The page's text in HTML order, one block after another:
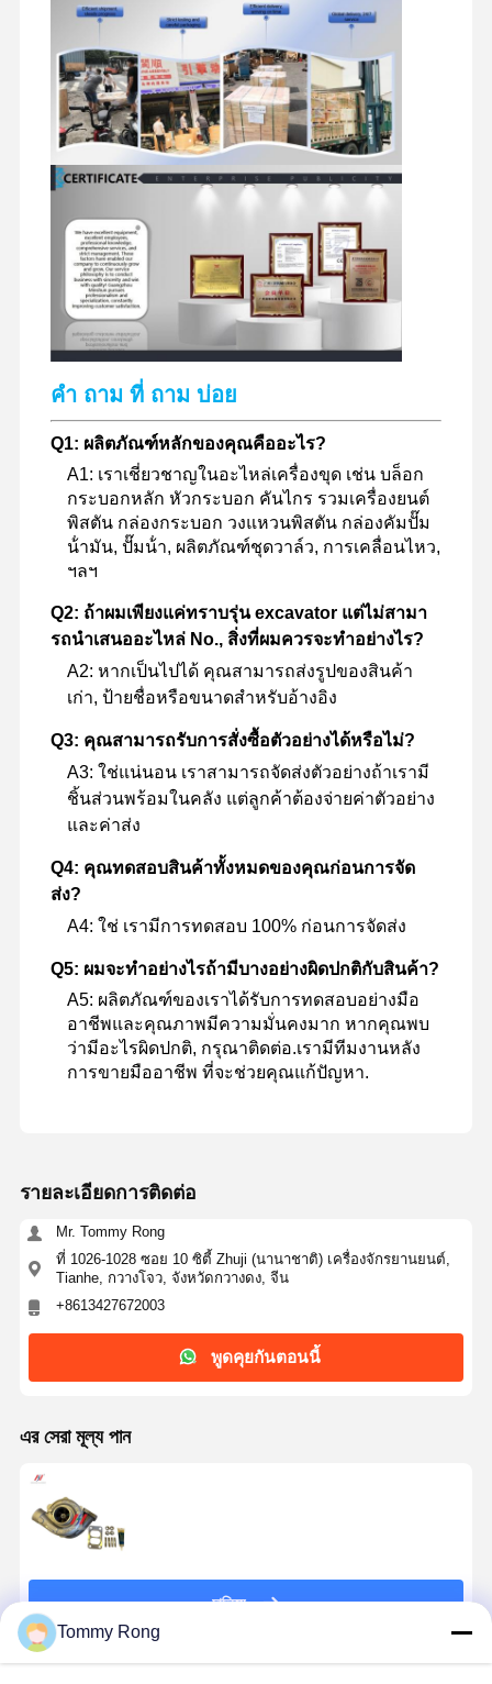
เครื่องยนต์เพอร์กินส์
เครื่องยนต์ยานมาร์
เครื่องยนต์คูโบต้า
เครื่องยนต์ Isuzu
เครื่องยนต์คัมมินส์
เครื่องยนต์ดีเซล
เครื่องยนต์มิตซูบิชิ
เครื่องยนต์ขุด
ชุดสร้างเครื่องยนต์ใหม่
ปั๊มฉีด
การประกอบเครื่องชาร์จ
อุปกรณ์อื่น ๆ ของเครื่องยนต์
ระบบควบคุมอิเล็กทรอนิกส์
ส่วนประกอบไฟฟ้าของเครื่องยนต์
ระบบน้ํามันเครื่องยนต์
ชิ้นส่วนไฮดรอลิกของรถขุด
อะไหล่รถขุด
คํา ถาม ที่ ถาม บ่อย
Q1: ผลิตภัณฑ์หลักของคุณคืออะไร?
A1: เราเชี่ยวชาญในอะไหล่เครื่องขุด เช่น บล็อก
กระบอกหลัก หัวกระบอก คันไกร รวมเครื่องยนต์
พิสตัน กล่องกระบอก วงแหวนพิสตัน กล่องคัมปั๊ม
น้ํามัน, ปั๊มน้ํา, ผลิตภัณฑ์ชุดวาล์ว, การเคลื่อนไหว,
ฯลฯ
Q2: ถ้าผมเพียงแค่ทราบรุ่น excavator แต่ไม่สามา
รถนําเสนออะไหล่ No., สิ่งที่ผมควรจะทําอย่างไร?
A2: หากเป็นไปได้ คุณสามารถส่งรูปของสินค้า
เก่า, ป้ายชื่อหรือขนาดสําหรับอ้างอิง
Q3: คุณสามารถรับการสั่งซื้อตัวอย่างได้หรือไม่?
A3: ใช่แน่นอน เราสามารถจัดส่งตัวอย่างถ้าเรามี
ชิ้นส่วนพร้อมในคลัง แต่ลูกค้าต้องจ่ายค่าตัวอย่าง
และค่าส่ง
Q4: คุณทดสอบสินค้าทั้งหมดของคุณก่อนการจัด
ส่ง?
A4: ใช่ เรามีการทดสอบ 100% ก่อนการจัดส่ง
Q5: ผมจะทําอย่างไรถ้ามีบางอย่างผิดปกติกับสินค้า?
A5: ผลิตภัณฑ์ของเราได้รับการทดสอบอย่างมือ
อาชีพและคุณภาพมีความมั่นคงมาก หากคุณพบ
ว่ามีอะไรผิดปกติ, กรุณาติดต่อ.เรามีทีมงานหลัง
การขายมืออาชีพ ที่จะช่วยคุณแก้ปัญหา.
รายละเอียดการติดต่อ
Mr. Tommy Rong
ที่ 1026-1028 ซอย 10 ซิตี้ Zhuji (นานาชาติ) เครื่องจักรยานยนต์,
Tianhe, กวางโจว, จังหวัดกวางดง, จีน
+8613427672003
พูดคุยกันตอนนี้
এর সেরা মূল্য পান
চালিয়ে
Tommy Rong